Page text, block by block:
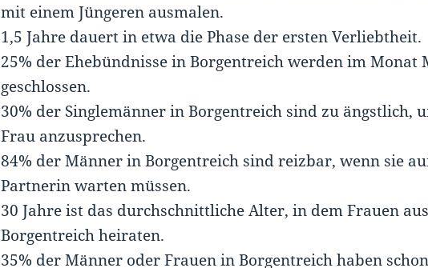
mit einem Jüngeren ausmalen.
1,5 Jahre dauert in etwa die Phase der ersten Verliebtheit.
25% der Ehebündnisse in Borgentreich werden im Monat
geschlossen.
30% der Singlemänner in Borgentreich sind zu ängstlich,
Frau anzusprechen.
84% der Männer in Borgentreich sind reizbar, wenn sie
Partnerin warten müssen.
30 Jahre ist das durchschnittliche Alter, in dem Frauen aus
Borgentreich heiraten.
35% der Männer oder Frauen in Borgentreich haben